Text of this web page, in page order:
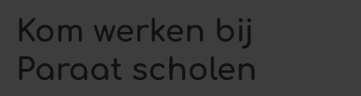
Kom werken bij
Paraat scholen